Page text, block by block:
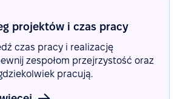
projektów i czas pracy
czas pracy i realizację
zespołom przejrzystość oraz
pracują.